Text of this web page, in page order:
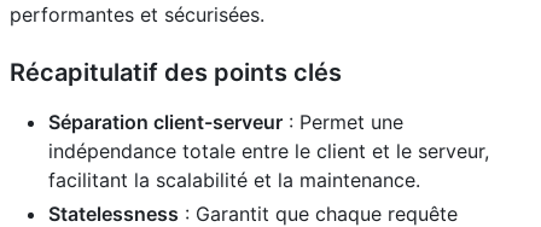
performantes et sécurisées.
Récapitulatif des points clés
Séparation client-serveur : Permet une
indépendance totale entre le client et le serveur,
facilitant la scalabilité et la maintenance.
Statelessness : Garantit que chaque requête